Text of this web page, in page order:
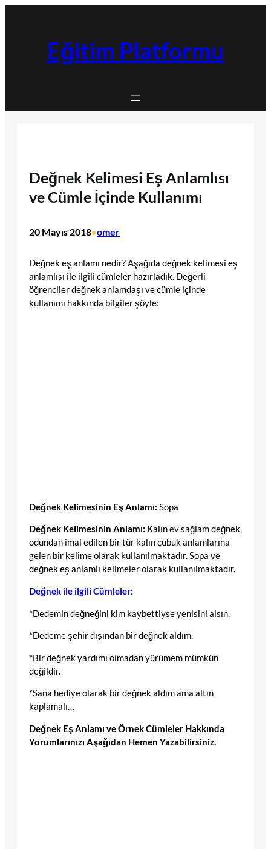
Eğitim Platformu
Değnek Kelimesi Eş Anlamlısı
ve Cümle İçinde Kullanımı
20 Mayıs 2018•omer
Değnek eş anlamı nedir? Aşağıda değnek kelimesi eş
anlamlısı ile ilgili cümleler hazırladık. Değerli
öğrenciler değnek anlamdaşı ve cümle içinde
kullanımı hakkında bilgiler şöyle:
Değnek Kelimesinin Eş Anlamı: Sopa
Değnek Kelimesinin Anlamı: Kalın ev sağlam değnek,
odundan imal edilen bir tür kalın çubuk anlamlarına
gelen bir kelime olarak kullanılmaktadır. Sopa ve
değnek eş anlamlı kelimeler olarak kullanılmaktadır.
Değnek ile ilgili Cümleler:
*Dedemin değneğini kim kaybettiyse yenisini alsın.
*Dedeme şehir dışından bir değnek aldım.
*Bir değnek yardımı olmadan yürümem mümkün
değildir.
*Sana hediye olarak bir değnek aldım ama altın
kaplamalı…
Değnek Eş Anlamı ve Örnek Cümleler Hakkında
Yorumlarınızı Aşağıdan Hemen Yazabilirsiniz.